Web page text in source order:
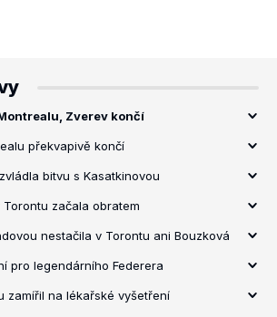
Zverev končí
překvapivě končí
bitvu s Kasatkinovou
Torontu začala obratem
nestačila v Torontu ani Bouzková
pro legendárního Federera
zamířil na lékařské vyšetření